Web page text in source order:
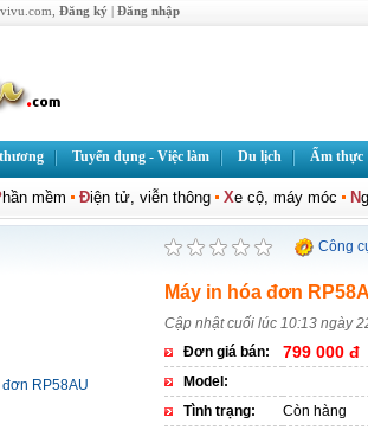
Đăng ký | Đăng nhập
Tuyển dụng - Việc làm Du lịch Ẩm thực
hần mềm Điện tử, viễn thông Xe cộ, máy móc N
Công
Máy in hóa đơn
Cập nhật cuối lúc 10:13 ngày
Đơn giá bán:
799 000 đ
Model:
Tình trạng:
Còn hàng